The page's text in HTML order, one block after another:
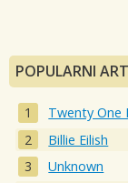
POPULARNI
Twenty One
Billie Eilish
Unknown